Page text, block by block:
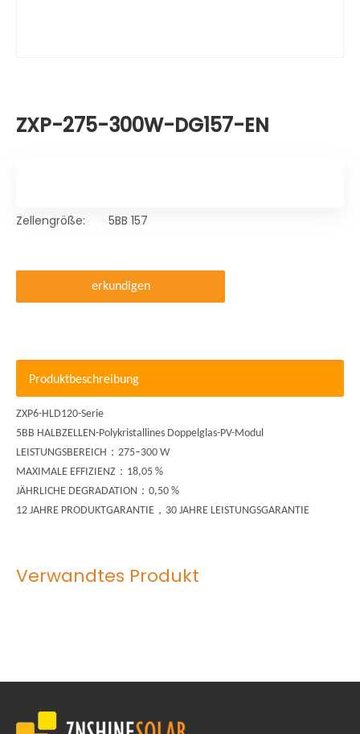
ZXP-275-300W-DG157-EN
Zellengröße: 5BB 157
erkundigen
Produktbeschreibung
ZXP6-HLD120-Serie
5BB HALBZELLEN-Polykristallines Doppelglas-PV-Modul
LEISTUNGSBEREICH ： 275–300 W
MAXIMALE EFFIZIENZ ： 18,05 %
JÄHRLICHE DEGRADATION ： 0,50 %
12 JAHRE PRODUKTGARANTIE ， 30 JAHRE LEISTUNGSGARANTIE
Verwandtes Produkt